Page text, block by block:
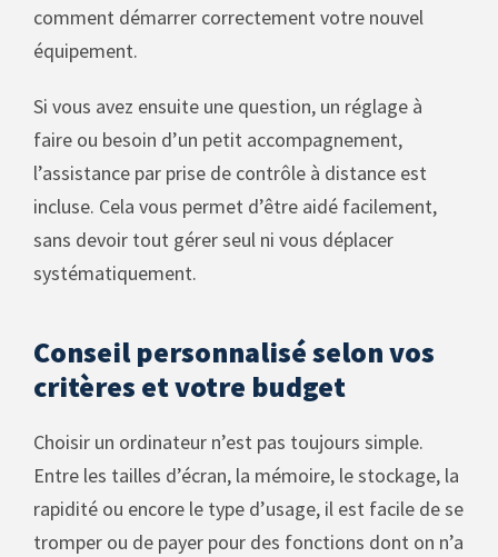
comment démarrer correctement votre nouvel
équipement.
Si vous avez ensuite une question, un réglage à
faire ou besoin d’un petit accompagnement,
l’assistance par prise de contrôle à distance est
incluse. Cela vous permet d’être aidé facilement,
sans devoir tout gérer seul ni vous déplacer
systématiquement.
Conseil personnalisé selon vos
critères et votre budget
Choisir un ordinateur n’est pas toujours simple.
Entre les tailles d’écran, la mémoire, le stockage, la
rapidité ou encore le type d’usage, il est facile de se
tromper ou de payer pour des fonctions dont on n’a